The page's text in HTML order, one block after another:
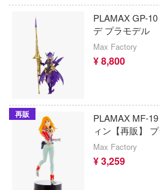
PLAMAX GP-
デ プラモデル
Max Factory
¥ 8,800
再販
PLAMAX MF-
ィン【再販】
Max Factory
¥ 3,259
ドキドキ
東京リベン
ドールズフ
トランス
刀剣乱舞
とんがり帽
オートワ
株式会社
オートカル
オレンジ
オーキッ
オットーモ
ヌシリーズ
ム・ノーライフ
・ホテルへようこそ
リューナイト